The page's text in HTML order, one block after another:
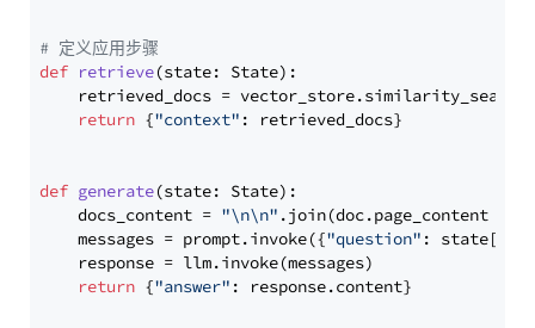
# 定义应用步骤
def retrieve(state: State):
retrieved_docs =
return {"context" : retrieved_docs}
def generate(state: State):
    docs_content =
"\n\n" .join(doc.page_content
    messages = prompt.invoke({
"question" : state[
    response = llm.invoke(messages)
return {"answer" : response.content}